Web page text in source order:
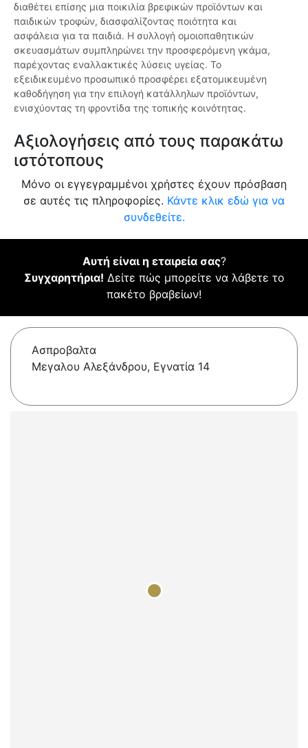
διαθέτει επίσης μια ποικιλία βρεφικών προϊόντων και
παιδικών τροφών, διασφαλίζοντας ποιότητα και
ασφάλεια για τα παιδιά. Η συλλογή ομοιοπαθητικών
σκευασμάτων συμπληρώνει την προσφερόμενη γκάμα,
παρέχοντας εναλλακτικές λύσεις υγείας. Το
εξειδικευμένο προσωπικό προσφέρει εξατομικευμένη
καθοδήγηση για την επιλογή κατάλληλων προϊόντων,
ενισχύοντας τη φροντίδα της τοπικής κοινότητας.
Αξιολογήσεις από τους παρακάτω
ιστότοπους
Μόνο οι εγγεγραμμένοι χρήστες έχουν πρόσβαση
σε αυτές τις πληροφορίες. Κάντε κλικ εδώ για να
συνδεθείτε.
Αυτή είναι η εταιρεία σας?
Συγχαρητήρια! Δείτε πώς μπορείτε να λάβετε το
πακέτο βραβείων!
Ασπροβαλτα
Μεγαλου Αλεξάνδρου, Εγνατία 14